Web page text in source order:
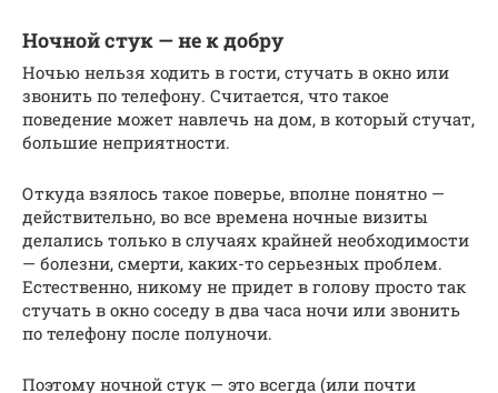
Ночной стук — не к добру
Ночью нельзя ходить в гости, стучать в окно или
звонить по телефону. Считается, что такое
поведение может навлечь на дом, в который стучат,
большие неприятности.
Откуда взялось такое поверье, вполне понятно —
действительно, во все времена ночные визиты
делались только в случаях крайней необходимости
— болезни, смерти, каких-то серьезных проблем.
Естественно, никому не придет в голову просто так
стучать в окно соседу в два часа ночи или звонить
по телефону после полуночи.
Поэтому ночной стук — это всегда (или почти